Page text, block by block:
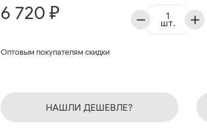
6 720 ₽
Оптовым покупателям скидки
шт.
НАШЛИ ДЕШЕВЛЕ?